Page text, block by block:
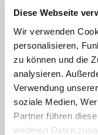
Diese Webseite
Wir verwenden
personalisieren,
zu können und die
analysieren.
Verwendung
soziale Medien,
Partner führen
weiteren Daten
Setting" nicht
Während der
Woelki
Ordnung der